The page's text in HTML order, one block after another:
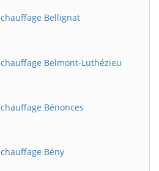
Bellignat
Belmont-Luthézieu
Bénonces
Bény